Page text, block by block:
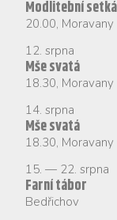
Modlitební
20.00, Moravany
12. srpna
Mše svatá
18.30, Moravany
14. srpna
Mše svatá
18.30, Moravany
15. — 22. srpna
Farní tábor
Bedřichov